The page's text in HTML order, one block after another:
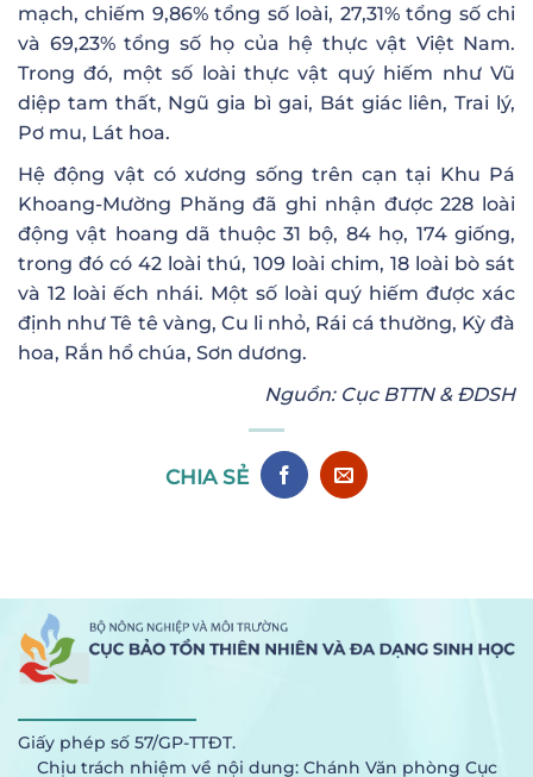
mạch, chiếm 9,86% tổng số loài, 27,31% tổng số chi
và 69,23% tổng số họ của hệ thực vật Việt Nam.
Trong đó, một số loài thực vật quý hiếm như Vũ
diệp tam thất, Ngũ gia bì gai, Bát giác liên, Trai lý,
Pơ mu, Lát hoa.
Hệ động vật có xương sống trên cạn tại Khu Pá
Khoang-Mường Phăng đã ghi nhận được 228 loài
động vật hoang dã thuộc 31 bộ, 84 họ, 174 giống,
trong đó có 42 loài thú, 109 loài chim, 18 loài bò sát
và 12 loài ếch nhái. Một số loài quý hiếm được xác
định như Tê tê vàng, Cu li nhỏ, Rái cá thường, Kỳ đà
hoa, Rắn hổ chúa, Sơn dương.
Nguồn: Cục BTTN & ĐDSH
CHIA SẺ
Giấy phép số 57/GP-TTĐT.
Chịu trách nhiệm về nội dung: Chánh Văn phòng Cục